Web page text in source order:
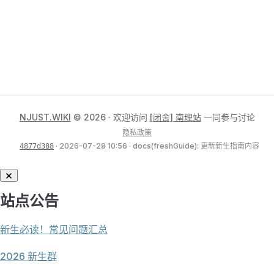
NJUST.WIKI © 2026 · 欢迎访问 [闭舍] 南理站一同参与讨论
隐私政策
4877d388 · 2026-07-28 10:56 · docs(freshGuide): 更新新生指南内容
站点公告
新生必读！常见问题汇总
2026 新生群